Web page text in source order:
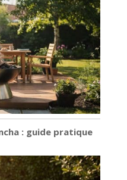
: guide pratique